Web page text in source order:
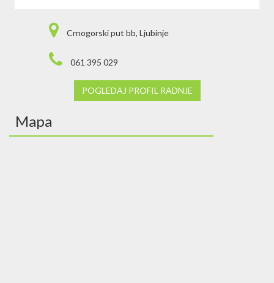
Crnogorski put bb, Ljubinje
061 395 029
POGLEDAJ PROFIL RADNJE
Mapa